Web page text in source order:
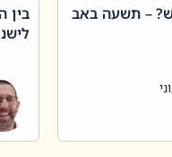
– תשעה באב
בין